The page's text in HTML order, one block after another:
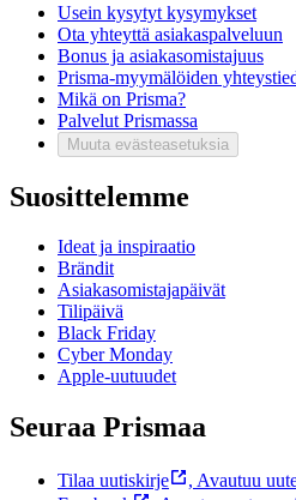
Usein kysytyt kysymykset
Ota yhteyttä asiakaspalveluun
Bonus ja asiakasomistajuus
Prisma-myymälöiden
Mikä on Prisma?
Palvelut Prismassa
Muuta evästeasetuksia
Suosittelemme
Ideat ja inspiraatio
Brändit
Asiakasomistajapäivät
Tilipäivä
Black Friday
Cyber Monday
Apple-uutuudet
Seuraa Prismaa
Tilaa uutiskirje , Avautuu